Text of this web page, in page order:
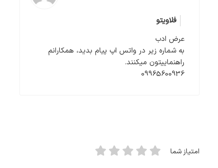
فلاویتو
عرض ادب
به شماره زیر در واتس اپ پیام بدید، همکارانم
راهنماییتون میکنند.
09965600936
امتیاز شما